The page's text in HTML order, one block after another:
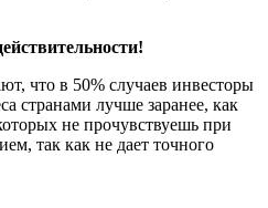
что в 50% случаев инвесторы
странами лучше заранее, как
не прочувствуешь при
так как не дает точного